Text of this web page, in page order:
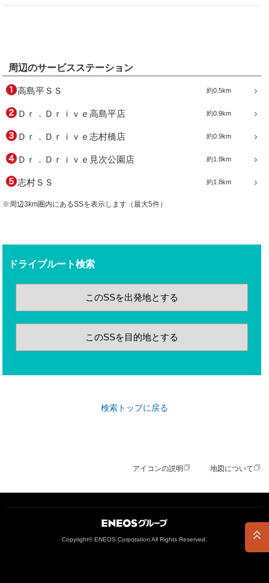
周辺のサービスステーション
約0.5km
高島平ＳＳ
約0.9km
Ｄｒ．Ｄｒｉｖｅ高島平店
約0.9km
Ｄｒ．Ｄｒｉｖｅ志村橋店
約1.8km
Ｄｒ．Ｄｒｉｖｅ見次公園店
約1.8km
志村ＳＳ
※周辺3km圏内にあるSSを表示します（最大5件）
ドライブルート検索
このSSを出発地とする
このSSを目的地とする
検索トップに戻る
アイコンの説明 地図について
Copyright© ENEOS Corporation All Rights Reserved.